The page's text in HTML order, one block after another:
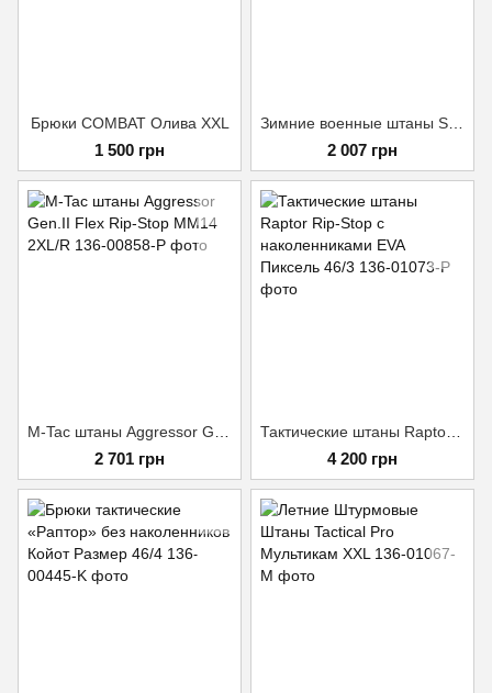
Брюки COMBAT Олива XXL
1 500 грн 2 007 грн
2 701 грн 4 200 грн